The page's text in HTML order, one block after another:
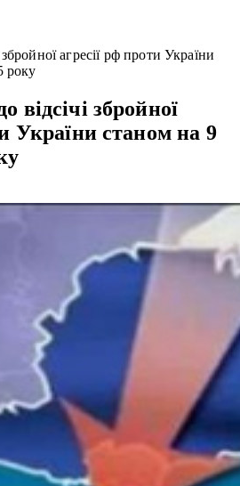
агресії рф проти України
року
відсічі збройної
України станом на 9